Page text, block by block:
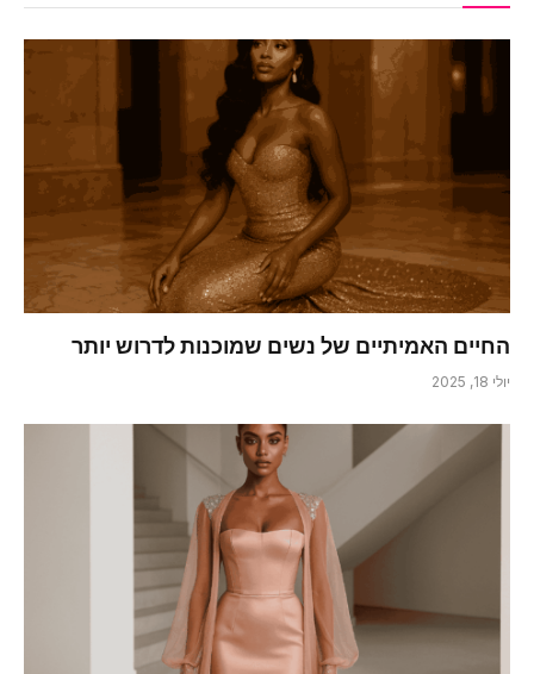
החיים האמיתיים של נשים שמוכנות לדרוש יותר
יולי 18, 2025